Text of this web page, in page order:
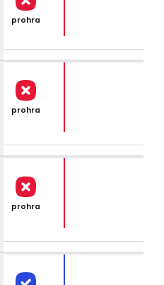
prohra
prohra
prohra